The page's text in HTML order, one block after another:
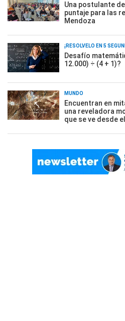
Una postulante
puntaje para las
Mendoza
¡RESOLVELO EN 5
Desafío
12.000) ÷ (4 + 1)?
MUNDO
Encuentran en
una reveladora
que se ve desde